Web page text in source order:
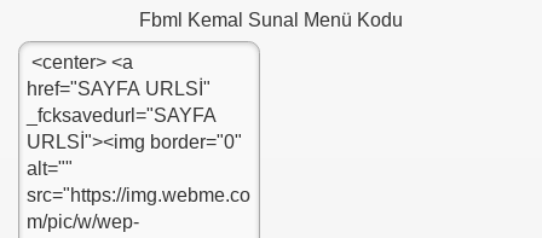
Fbml Kemal Sunal Menü Kodu